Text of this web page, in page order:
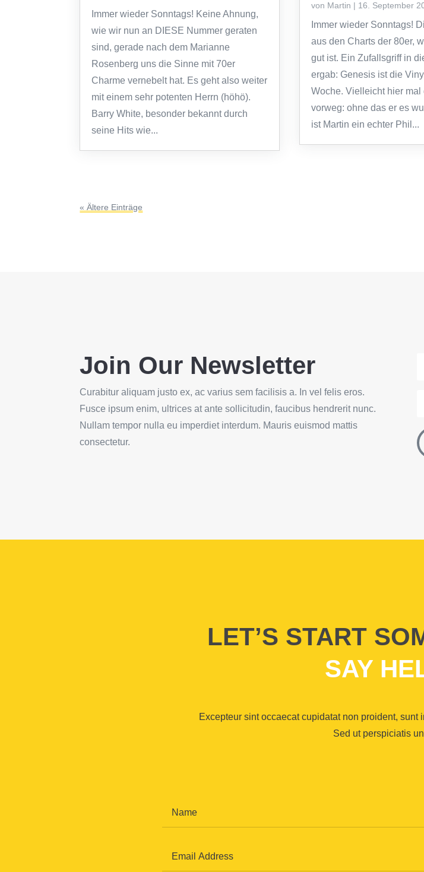
Immer wieder Sonntags! Keine Ahnung,
wie wir nun an DIESE Nummer geraten
sind, gerade nach dem Marianne
Rosenberg uns die Sinne mit 70er
Charme vernebelt hat. Es geht also weiter
mit einem sehr potenten Herrn (höhö).
Barry White, besonder bekannt durch
seine Hits wie...
von Martin | 16. September
Immer wieder Sonntags!
aus den Charts der 80er,
gut ist. Ein Zufallsgriff in
ergab: Genesis ist die
Woche. Vielleicht hier mal
vorweg: ohne das er es
ist Martin ein echter Phil...
« Ältere Einträge
Join Our Newsletter
Curabitur aliquam justo ex, ac varius sem facilisis a. In vel felis eros.
Fusce ipsum enim, ultrices at ante sollicitudin, faucibus hendrerit nunc.
Nullam tempor nulla eu imperdiet interdum. Mauris euismod mattis
consectetur.
LET’S START
SAY
Excepteur sint occaecat cupidatat non proident,
Sed ut perspiciatis